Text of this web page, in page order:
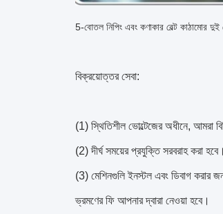
5-বোতল নিপিং এবং কণাকার বেল্ট কাঠামোর
বিক্রয়োত্তর সেবা:
(1) স্থিতিশীল ভোল্টেজের অধীনে, আমরা
(2) দীর্ঘ সময়ের প্রযুক্তি সরবরাহ করা হবে।
(3) মেশিনগুলি ইনস্টল এবং ডিবাগ করার
ভ্রমণের ফি আপনার দ্বারা নেওয়া হবে।